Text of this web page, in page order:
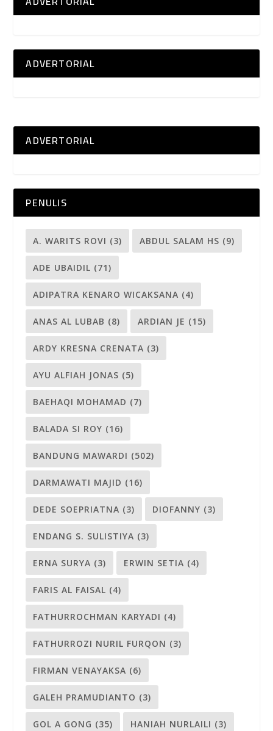
ADVERTORIAL
ADVERTORIAL
PENULIS
A. WARITS ROVI (3) ABDUL SALAM HS (9)
ADE UBAIDIL (71)
ADIPATRA KENARO WICAKSANA (4)
ANAS AL LUBAB (8) ARDIAN JE (15)
ARDY KRESNA CRENATA (3)
AYU ALFIAH JONAS (5)
BAEHAQI MOHAMAD (7)
BALADA SI ROY (16)
BANDUNG MAWARDI (502)
DARMAWATI MAJID (16)
DEDE SOEPRIATNA (3) DIOFANNY (3)
ENDANG S. SULISTIYA (3)
ERNA SURYA (3) ERWIN SETIA (4)
FARIS AL FAISAL (4)
FATHURROCHMAN KARYADI (4)
FATHURROZI NURIL FURQON (3)
FIRMAN VENAYAKSA (6)
GALEH PRAMUDIANTO (3)
GOL A GONG (35) HANIAH NURLAILI (3)